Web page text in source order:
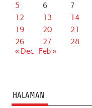
5
6 7
12
13 14
19
20 21
26
27 28
« Dec
Feb »
HALAMAN